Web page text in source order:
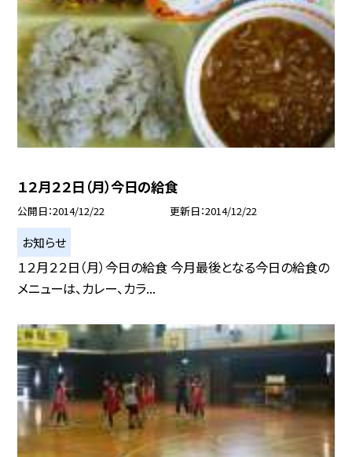
１２月２２日（月）今日の給食
公開日 2014/12/22 更新日 2014/12/22
お知らせ
１２月２２日（月）今日の給食 今月最後となる今日の給食の
メニューは、カレー、カラ...